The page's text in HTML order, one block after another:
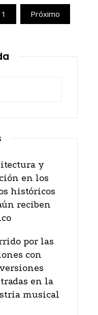
Próximo
y
en los
históricos
reciben
por las
con
en la
musical